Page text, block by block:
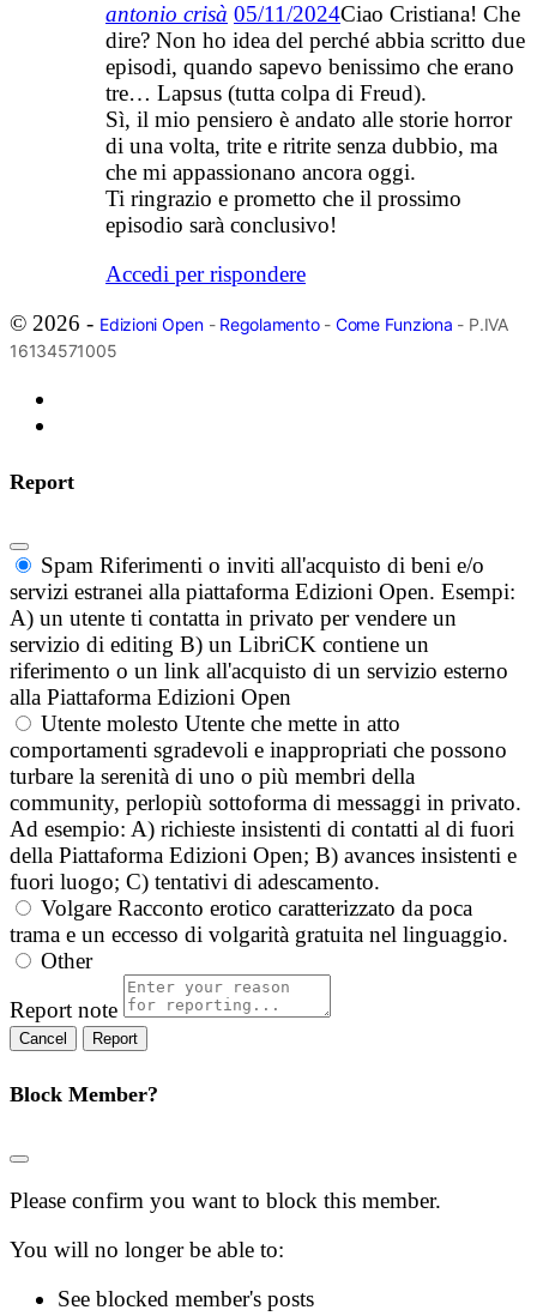
antonio crisà 05/11/2024Ciao Cristiana! Che
dire? Non ho idea del perché abbia scritto due
episodi, quando sapevo benissimo che erano
tre… Lapsus (tutta colpa di Freud).
Sì, il mio pensiero è andato alle storie horror
di una volta, trite e ritrite senza dubbio, ma
che mi appassionano ancora oggi.
Ti ringrazio e prometto che il prossimo
episodio sarà conclusivo!
Accedi per rispondere
© 2026 - Edizioni Open- Regolamento- Come Funziona - P.IVA
16134571005
Report
Spam Riferimenti o inviti all'acquisto di beni e/o
servizi estranei alla piattaforma Edizioni Open. Esempi:
A) un utente ti contatta in privato per vendere un
servizio di editing B) un LibriCK contiene un
riferimento o un link all'acquisto di un servizio esterno
alla Piattaforma Edizioni Open
Utente molesto Utente che mette in atto
comportamenti sgradevoli e inappropriati che possono
turbare la serenità di uno o più membri della
community, perlopiù sottoforma di messaggi in privato.
Ad esempio: A) richieste insistenti di contatti al di fuori
della Piattaforma Edizioni Open; B) avances insistenti e
fuori luogo; C) tentativi di adescamento.
Volgare Racconto erotico caratterizzato da poca
trama e un eccesso di volgarità gratuita nel linguaggio.
Other
Report note
Report
Block Member?
Please confirm you want to block this member.
You will no longer be able to:
See blocked member's posts